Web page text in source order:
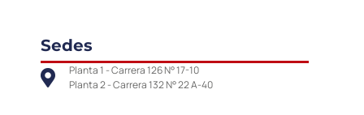
Sedes
Planta 1 - Carrera 126 N° 17-10
Planta 2 - Carrera 132 N° 22 A-40